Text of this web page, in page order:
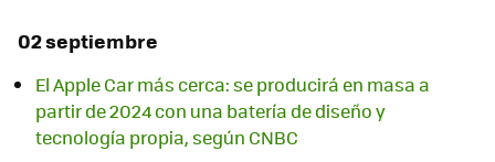
02 septiembre
El Apple Car más cerca: se producirá en masa a
partir de 2024 con una batería de diseño y
tecnología propia, según CNBC